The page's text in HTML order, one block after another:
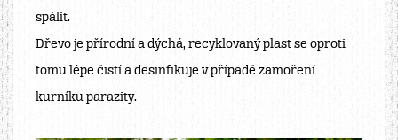
spálit.
Dřevo je přírodní a dýchá, recyklovaný plast se oproti
tomu lépe čistí a desinfikuje v případě zamoření
kurníku parazity.